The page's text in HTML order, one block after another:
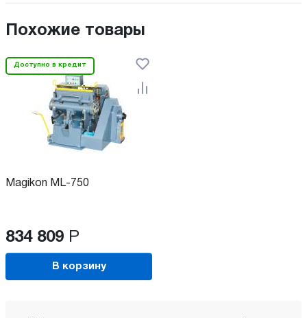
Похожие товары
Доступно в кредит
Magikon ML-750
834 809 Р
В корзину